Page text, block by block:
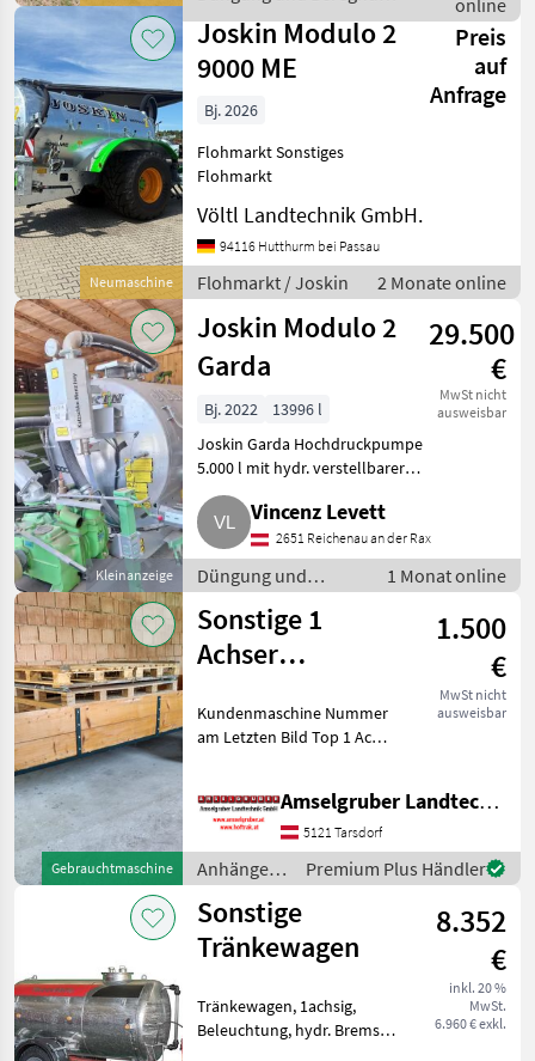
ME
/ Joskin
online
Neumaschine
Joskin Modulo 2
9000 ME
Preis
auf
Anfrage
Bj. 2026
Flohmarkt Sonstiges
Flohmarkt
Völtl Landtechnik GmbH.
94116 Hutthurm bei Passau
Flohmarkt / Joskin 2 Monate online
Kleinanzeige
Joskin Modulo 2
Garda
29.500
€
MwSt nicht
ausweisbar
Bj. 2022
13996 l
Joskin Garda Hochdruckpumpe
5.000 l mit hydr. verstellbarer
Weitwurfdüse, Bereifung:
600/50R22, 5, Druckluftbremse,
einseitige
Weitwinkelgelenkwelle,
Füllstandsanzeig
Vincenz Levett
2651 Reichenau an der Rax
Düngung und
Beregnung /
Güllefässer
1 Monat online
Gebrauchtmaschine
Sonstige 1
Achser
1.500
€
MwSt nicht
ausweisbar
Kundenmaschine Nummer
am Letzten Bild Top 1 Achs
Standort 4707 Anhänger 1-
Achs Anhänger
Amselgruber Landtechnik GmbH
5121 Tarsdorf
Anhänger /
Sonstige
Premium Plus Händler
Sonstige
Tränkewagen
8.352
€
inkl. 20 %
MwSt.
6.960 € exkl.
Tränkewagen, 1achsig,
Beleuchtung, hydr. Bremse,